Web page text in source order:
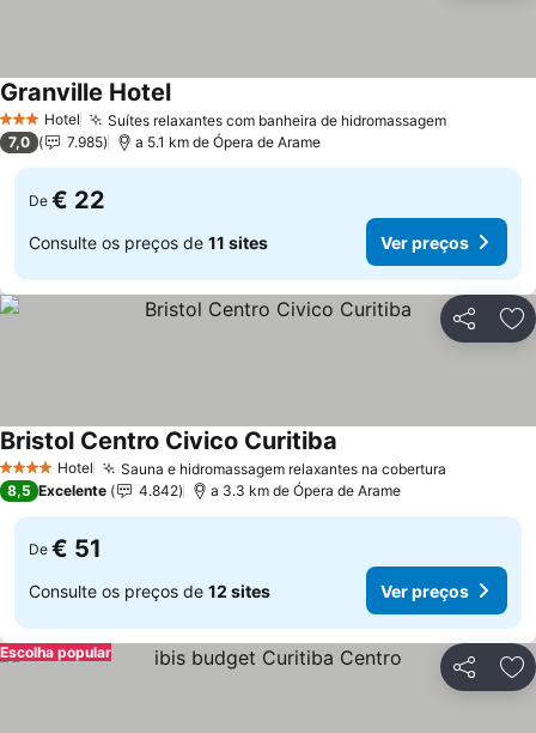
3 EstrelasHotel Suítes relaxantes com banheira de hidromassagem
Granville Hotel
7,0 7.985 a 5.1 km de Ópera de Arame
De € 22
Consulte os preços de 11 sites Ver preços
Partilhar
4 EstrelasHotel Sauna e hidromassagem relaxantes na cobertura
Bristol Centro Civico Curitiba
8,5 Excelente 4.842 a 3.3 km de Ópera de Arame
De € 51
Consulte os preços de 12 sites Ver preços
Partilhar
Escolha popular